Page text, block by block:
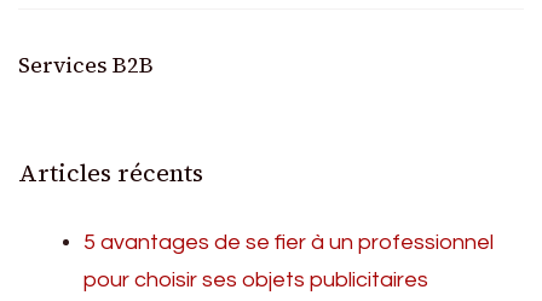
Services B2B
Articles récents
5 avantages de se fier à un professionnel
pour choisir ses objets publicitaires